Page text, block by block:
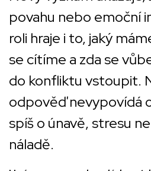
povahu nebo emoční
roli hraje i to, jaký
se cítíme a zda se
do konfliktu vstoupit.
odpověď nevypovídá
spíš o únavě, stresu
náladě.